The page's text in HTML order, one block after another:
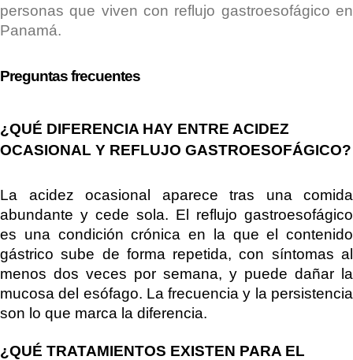
personas que viven con reflujo gastroesofágico en
Panamá.
Preguntas frecuentes
¿QUÉ DIFERENCIA HAY ENTRE ACIDEZ
OCASIONAL Y REFLUJO GASTROESOFÁGICO?
La acidez ocasional aparece tras una comida
abundante y cede sola. El reflujo gastroesofágico
es una condición crónica en la que el contenido
gástrico sube de forma repetida, con síntomas al
menos dos veces por semana, y puede dañar la
mucosa del esófago. La frecuencia y la persistencia
son lo que marca la diferencia.
¿QUÉ TRATAMIENTOS EXISTEN PARA EL